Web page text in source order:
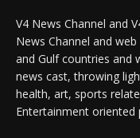
V4 News Channel and
News Channel and
and Gulf countries and
news cast, throwing
health, art, sports
Entertainment oriented